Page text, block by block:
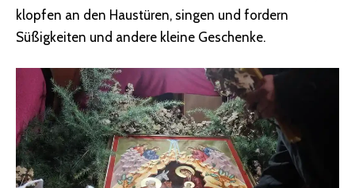
klopfen an den Haustüren, singen und fordern
Süßigkeiten und andere kleine Geschenke.